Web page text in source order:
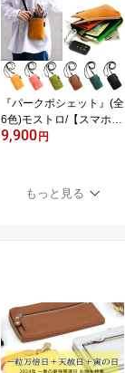
チ メンズ ミニポーチ マ
イクロショルダー サコッ
シュ 縦 小さめ 本革 レザ
ー】【AGILITY affa(アジ
リティアッファ)】(0529)
『パークポシェット』(全
6色)モストロ/【スマホシ
ョルダーバッグ レディー
財布 大人 小さい おしゃ
れ】【AGILITY affa(アジ
9,900 円
もっと見る